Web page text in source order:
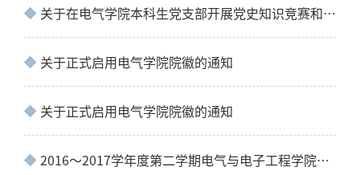
关于在电气学院本科生党支部开展党史知识竞赛和红色演讲比赛的通知
关于正式启用电气学院院徽的通知
关于正式启用电气学院院徽的通知
2016～2017学年度第二学期电气与电子工程学院大学生创新创业训练计划项目征集汇总表